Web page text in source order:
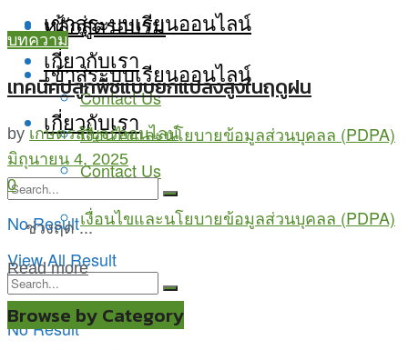
หลักสูตรอบรม
เข้าสู่ระบบเรียนออนไลน์
เกี่ยวกับเรา
Contact Us
เงื่อนไขและนโยบายข้อมูลส่วนบุคลล (PDPA)
No Result
เข้าสู่ระบบเรียนออนไลน์
เกี่ยวกับเรา
Contact Us
เงื่อนไขและนโยบายข้อมูลส่วนบุคลล (PDPA)
No Result
View All Result
บทความ
เทคนิคปลูกพืชแบบยกแปลงสูงในฤดูฝน
by เกษตรสัญจรออนไลน์
มิถุนายน 4, 2025
0
ช่วงฤด ...
Read more
Browse by Category